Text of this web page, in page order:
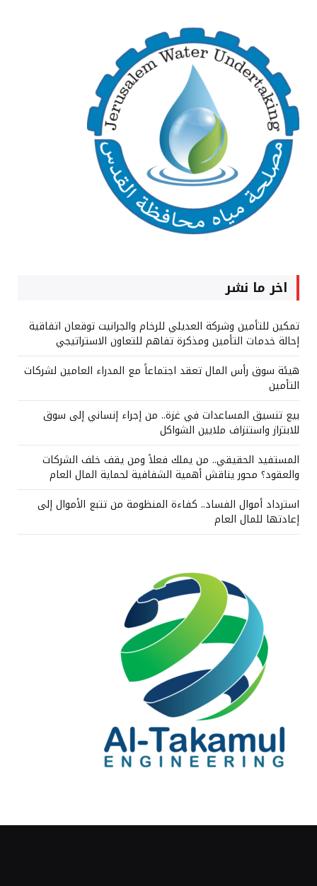
اخر ما نشر
تمكين للتأمين وشركة العديلي للرخام والجرانيت توقعان اتفاقية
إحالة خدمات التأمين ومذكرة تفاهم للتعاون الاستراتيجي
هيئة سوق رأس المال تعقد اجتماعاً مع المدراء العامين لشركات
التأمين
بيع تنسيق المساعدات في غزة.. من إجراء إنساني إلى سوق
للابتزاز واستنزاف ملايين الشواكل
المستفيد الحقيقي.. من يملك فعلاً ومن يقف خلف الشركات
والعقود؟ محور يناقش أهمية الشفافية لحماية المال العام
استرداد أموال الفساد.. كفاءة المنظومة من تتبع الأموال إلى
إعادتها للمال العام